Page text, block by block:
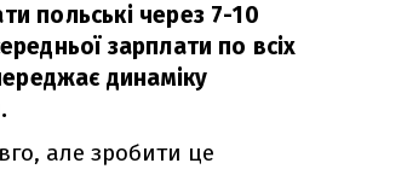
польські через 7-10
зарплати по всіх
динаміку
але зробити це